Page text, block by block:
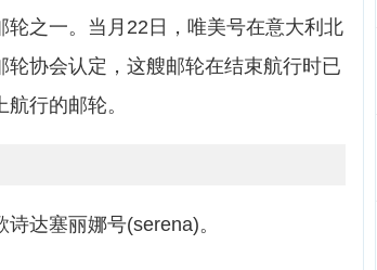
之一。当月22日，唯美号在意大利北
协会认定，这艘邮轮在结束航行时已
行的邮轮。
达塞丽娜号(serena)。